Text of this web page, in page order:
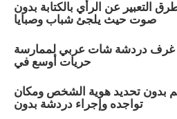
التعبير عن الرأي بالكتابة بدون
صوت حيث يلجئ شباب وصبايا
غرف دردشة شات عربي لممارسة
حريات أوسع في
بدون تحديد هوية الشخص ومكان
تواجده وإجراء دردشة بدون